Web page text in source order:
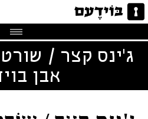
ג'ינס קצר / שורט
אבן